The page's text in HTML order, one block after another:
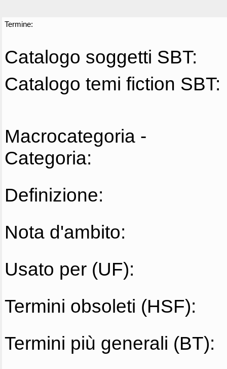
Termine:
Catalogo soggetti SBT:
Catalogo temi fiction SBT:
Macrocategoria -
Categoria:
Definizione:
Nota d'ambito:
Usato per (UF):
Termini obsoleti (HSF):
Termini più generali (BT):